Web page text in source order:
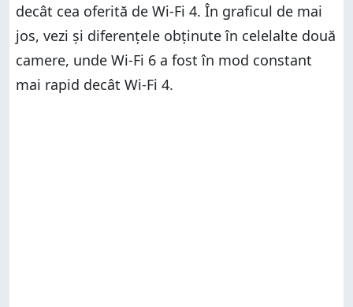
decât cea oferită de Wi-Fi 4. În graficul de mai
jos, vezi și diferențele obținute în celelalte două
camere, unde Wi-Fi 6 a fost în mod constant
mai rapid decât Wi-Fi 4.